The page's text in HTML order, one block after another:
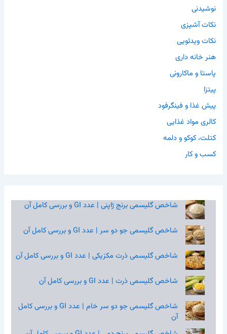
نوشیدنی
نکات آشپزی
نکات ویدئویی
هنر خانه داری
پاستا و ماکارونی
پیتزا
پیش غذا و فینگرفود
کالری مواد غذایی
کتلت، کوکو و دلمه
کسب و کار
شاخص گلیسمی برنج ژاپنی | عدد GI و بررسی کامل آن
شاخص گلیسمی جو دو سر | عدد GI و بررسی کامل آن
شاخص گلیسمی ذرت مکزیکی | عدد GI و بررسی کامل آن
شاخص گلیسمی ذرت | عدد GI و بررسی کامل آن
شاخص گلیسمی جو دو سر خام | عدد GI و بررسی کامل
آن